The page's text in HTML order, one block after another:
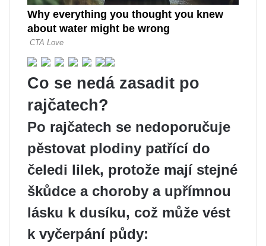
Co se nedá zasadit po
rajčatech?
Po rajčatech se nedoporučuje
pěstovat plodiny patřící do
čeledi lilek, protože mají stejné
škůdce a choroby a upřímnou
lásku k dusíku, což může vést
k vyčerpání půdy: